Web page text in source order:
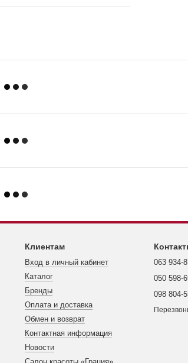
Клиентам
Вход в личный кабинет
Каталог
Бренды
Оплата и доставка
Обмен и возврат
Контактная информация
Новости
063 934-
050 598-
098 804-